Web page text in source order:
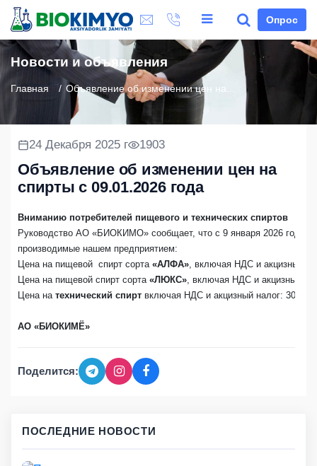
Опрос
Новости и объявления
Главная Объявление об изменении цен на...
24 Декабря 2025 г 1903
Объявление об изменении цен на
спирты с 09.01.2026 года
Вниманию потребителей пищевого и технических спиртов
Руководство АО «БИОКИМО» сообщает, что с 9 января 2026 года
производимые нашем предприятием:
Цена на пищевой  спирт сорта «АЛФА», включая НДС и акцизный
Цена на пищевой спирт сорта «ЛЮКС», включая НДС и акцизный
Цена на технический спирт
АО «БИОКИМЁ»
Поделится:
ПОСЛЕДНИЕ НОВОСТИ